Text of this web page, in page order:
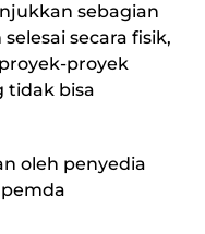
sebagian
secara fisik,
proyek
tidak bisa
oleh penyedia